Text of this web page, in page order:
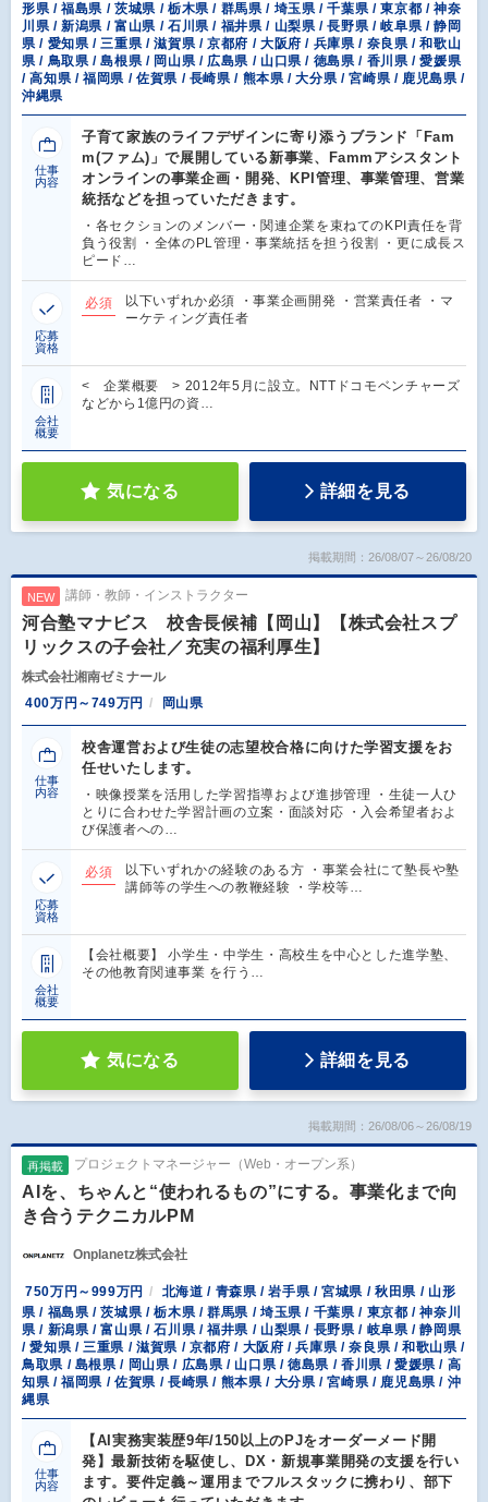
形県 / 福島県 / 茨城県 / 栃木県 / 群馬県 / 埼玉県 / 千葉県 / 東京都 / 神奈
川県 / 新潟県 / 富山県 / 石川県 / 福井県 / 山梨県 / 長野県 / 岐阜県 / 静岡
県 / 愛知県 / 三重県 / 滋賀県 / 京都府 / 大阪府 / 兵庫県 / 奈良県 / 和歌山
県 / 鳥取県 / 島根県 / 岡山県 / 広島県 / 山口県 / 徳島県 / 香川県 / 愛媛県
/ 高知県 / 福岡県 / 佐賀県 / 長崎県 / 熊本県 / 大分県 / 宮崎県 / 鹿児島県 /
沖縄県
仕事
内容
子育て家族のライフデザインに寄り添うブランド「Fam
m(ファム)」で展開している新事業、Fammアシスタント
オンラインの事業企画・開発、KPI管理、事業管理、営業
統括などを担っていただきます。
・各セクションのメンバー・関連企業を束ねてのKPI責任を背
負う役割 ・全体のPL管理・事業統括を担う役割 ・更に成長ス
ピード…
応募
資格
必須
以下いずれか必須 ・事業企画開発 ・営業責任者 ・マ
ーケティング責任者
会社
概要
< 企業概要 > 2012年5月に設立。NTTドコモベンチャーズ
などから1億円の資…
気になる 詳細を見る
掲載期間：26/08/07～26/08/20
NEW 講師・教師・インストラクター
河合塾マナビス 校舎長候補【岡山】【株式会社スプ
リックスの子会社／充実の福利厚生】
株式会社湘南ゼミナール
400万円～749万円
岡山県
仕事
内容
校舎運営および生徒の志望校合格に向けた学習支援をお
任せいたします。
・映像授業を活用した学習指導および進捗管理 ・生徒一人ひ
とりに合わせた学習計画の立案・面談対応 ・入会希望者およ
び保護者への…
応募
資格
必須
以下いずれかの経験のある方 ・事業会社にて塾長や塾
講師等の学生への教鞭経験 ・学校等…
会社
概要
【会社概要】 小学生・中学生・高校生を中心とした進学塾、
その他教育関連事業 を行う…
気になる 詳細を見る
掲載期間：26/08/06～26/08/19
再掲載 プロジェクトマネージャー（Web・オープン系）
AIを、ちゃんと“使われるもの”にする。事業化まで向
き合うテクニカルPM
Onplanetz株式会社
750万円～999万円
北海道 / 青森県 / 岩手県 / 宮城県 / 秋田県 / 山形
県 / 福島県 / 茨城県 / 栃木県 / 群馬県 / 埼玉県 / 千葉県 / 東京都 / 神奈川
県 / 新潟県 / 富山県 / 石川県 / 福井県 / 山梨県 / 長野県 / 岐阜県 / 静岡県
/ 愛知県 / 三重県 / 滋賀県 / 京都府 / 大阪府 / 兵庫県 / 奈良県 / 和歌山県 /
鳥取県 / 島根県 / 岡山県 / 広島県 / 山口県 / 徳島県 / 香川県 / 愛媛県 / 高
知県 / 福岡県 / 佐賀県 / 長崎県 / 熊本県 / 大分県 / 宮崎県 / 鹿児島県 / 沖
縄県
仕事
内容
【AI実務実装歴9年/150以上のPJをオーダーメード開
発】最新技術を駆使し、DX・新規事業開発の支援を行い
ます。要件定義～運用までフルスタックに携わり、部下